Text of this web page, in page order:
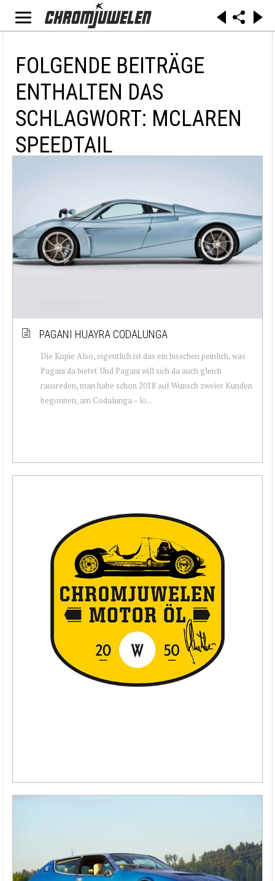
FOLGENDE BEITRÄGE
ENTHALTEN DAS
SCHLAGWORT: MCLAREN
SPEEDTAIL
PAGANI HUAYRA CODALUNGA
Die Kopie Also, eigentlich ist das ein bisschen peinlich, was
Pagani da bietet. Und Pagani will sich da auch gleich
rausreden, man habe schon 2018 auf Wunsch zweier Kunden
begonnen, am Codalunga – lo...